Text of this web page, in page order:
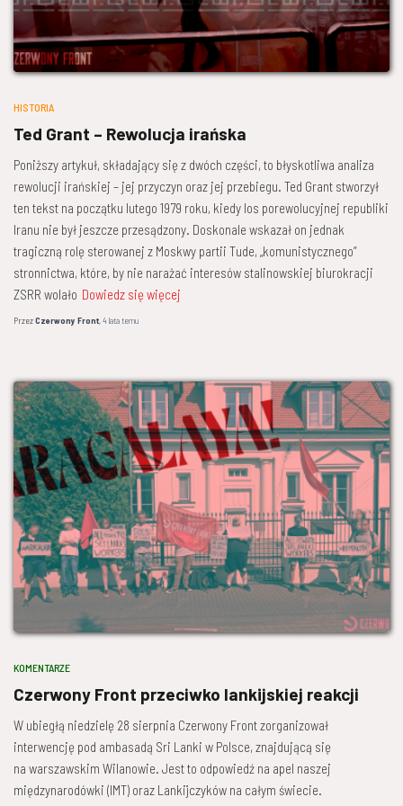
HISTORIA
Ted Grant – Rewolucja irańska
Poniższy artykuł, składający się z dwóch części, to błyskotliwa analiza
rewolucji irańskiej – jej przyczyn oraz jej przebiegu. Ted Grant stworzył
ten tekst na początku lutego 1979 roku, kiedy los porewolucyjnej republiki
Iranu nie był jeszcze przesądzony. Doskonale wskazał on jednak
tragiczną rolę sterowanej z Moskwy partii Tude, „komunistycznego”
stronnictwa, które, by nie narażać interesów stalinowskiej biurokracji
ZSRR wolało Dowiedz się więcej
PrzezCzerwony Front,4 latatemu
KOMENTARZE
Czerwony Front przeciwko lankijskiej reakcji
W ubiegłą niedzielę 28 sierpnia Czerwony Front zorganizował
interwencję pod ambasadą Sri Lanki w Polsce, znajdującą się
na warszawskim Wilanowie. Jest to odpowiedź na apel naszej
międzynarodówki (IMT) oraz Lankijczyków na całym świecie.